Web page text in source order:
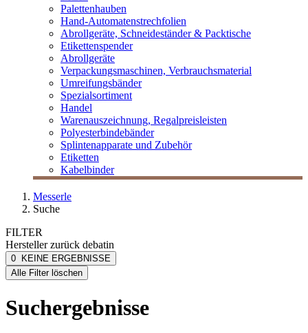
Palettenhauben
Hand-Automatenstrechfolien
Abrollgeräte, Schneideständer & Packtische
Etikettenspender
Abrollgeräte
Verpackungsmaschinen, Verbrauchsmaterial
Umreifungsbänder
Spezialsortiment
Handel
Warenauszeichnung, Regalpreisleisten
Polyesterbindebänder
Splintenapparate und Zubehör
Etiketten
Kabelbinder
Messerle
Suche
FILTER
Herstellerzurück debatin
DEBATIN
[e] one
3M
0
KEINE ERGEBNISSE
Alle Filter löschen
Suchergebnisse